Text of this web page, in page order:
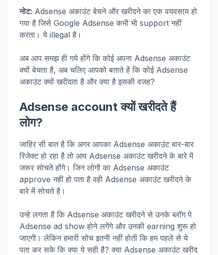
नोट: Adsense अकाउंट बेचने और खरीदने का एक वयवसाय हो
गया है जिसे Google Adsense कभी भी support नहीं
करता। ये illegal है।
अब आप समझ ही गये होंगे कि कोई अपना Adsense अकाउंट
क्यों बेचता है, अब चलिए आपको बताते हें कि कोई Adsense
अकाउंट क्यों खरीदता है और क्या है इसकी वजह?
Adsense account क्यों खरीदते हैं
लोग?
जाहिर सी बात है कि अगर आपका Adsense अकाउंट बार-बार
रिजेक्ट हो रहा है तो आप Adsense अकाउंट खरीदने के बारे में
जरूर सोचते होंगे। जिन लोगों का Adsense अकाउंट
approve नहीं हो पता है वही Adsense अकाउंट खरीदने के
बारे में सोचते है।
उन्हे लगता है कि Adsense अकाउंट खरीदने से उनके ब्लॉग पे
Adsense ad show होने लगेंगे और उनकी earning शुरू हो
जाएगी। लेकिन हमारी सोच इतनी नहीं होती कि हम पहले से ये
पता कर सके कि क्या ये सही है? क्या Adsense अकाउंट खरीद